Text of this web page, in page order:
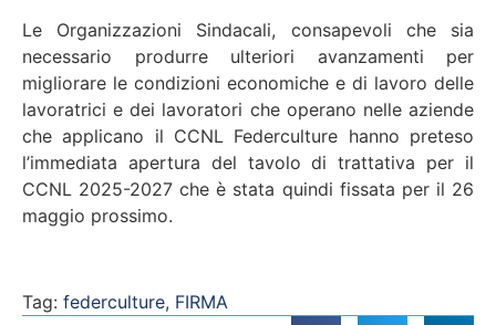
Le Organizzazioni Sindacali, consapevoli che sia
necessario produrre ulteriori avanzamenti per
migliorare le condizioni economiche e di lavoro delle
lavoratrici e dei lavoratori che operano nelle aziende
che applicano il CCNL Federculture hanno preteso
l’immediata apertura del tavolo di trattativa per il
CCNL 2025-2027 che è stata quindi fissata per il 26
maggio prossimo.
Tag: federculture, FIRMA